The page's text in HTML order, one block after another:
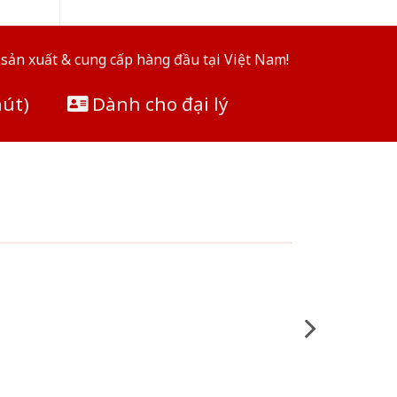
xuất & cung cấp hàng đầu tại Việt Nam!
Dành cho đại lý